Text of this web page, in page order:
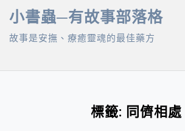
Skip
content
小書蟲─有故事部落格
故事是安撫、療癒靈魂的最佳藥方
標籤: 同儕相處